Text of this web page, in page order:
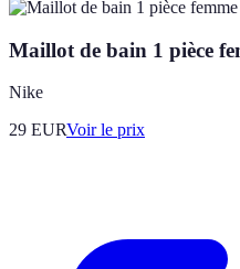
Maillot de bain 1 pièce
Nike
29 EURVoir le prix